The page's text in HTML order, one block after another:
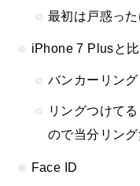
最初は戸惑っ
iPhone 7 Plusと
バンカーリン
リングつけて
ので当分リン
Face ID